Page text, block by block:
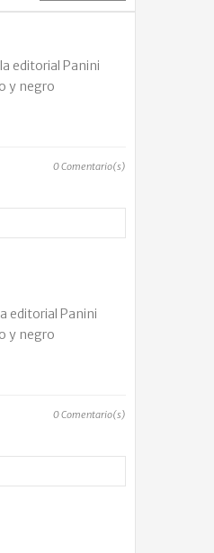
editorial Panini
y negro
0Comentario(s)
editorial Panini
y negro
0Comentario(s)